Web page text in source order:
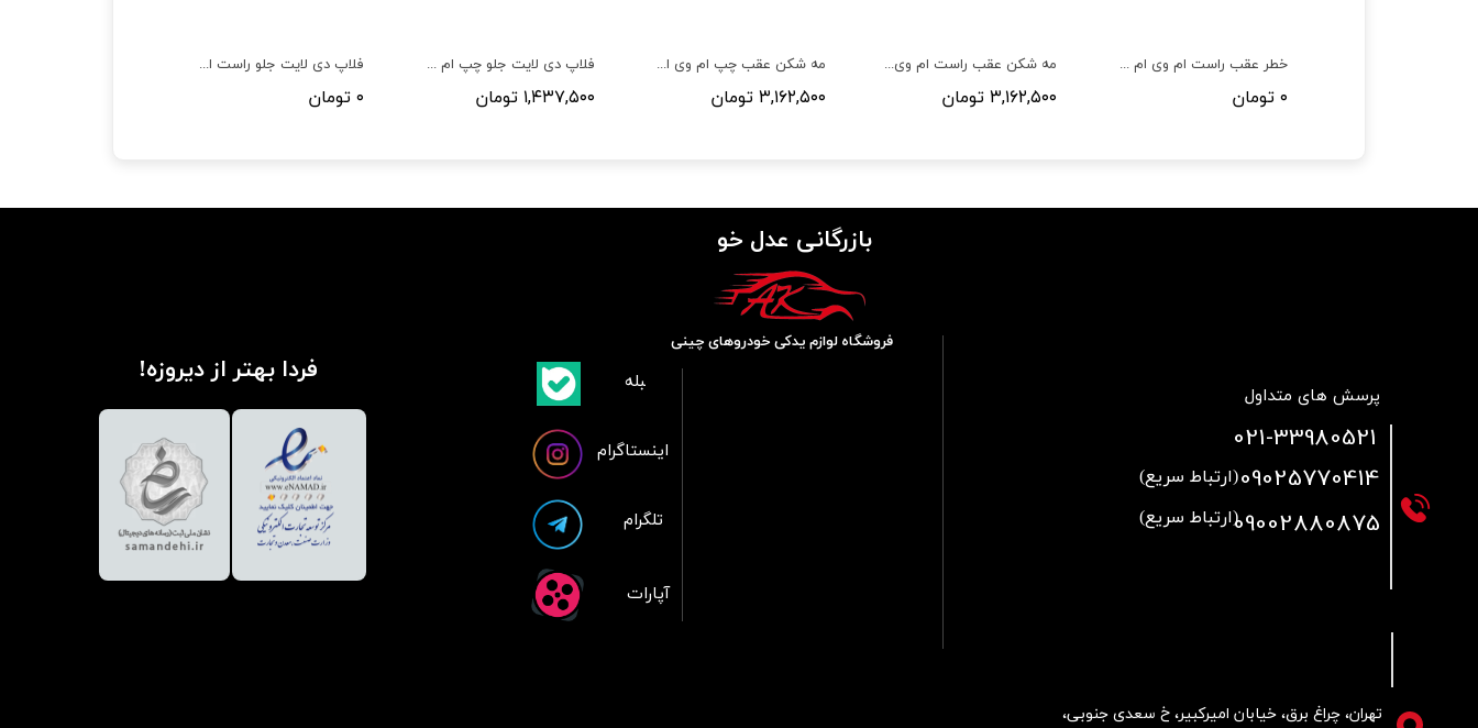
فلاپ دی لایت جلو راست ام وی ام X22
۰ تومان
فلاپ دی لایت جلو چپ ام وی ام X22
۱,۴۳۷,۵۰۰ تومان
مه شکن عقب چپ ام وی ام X22
۳,۱۶۲,۵۰۰ تومان
مه شکن عقب راست ام وی ام X22
۳,۱۶۲,۵۰۰ تومان
خطر عقب راست ام وی ام X22
۰ تومان
تهران، چراغ برق، خیابان امیرکبیر، خ سعدی جنوبی،
پرسش های متداول
021-33980521
09025770414(ارتباط سریع)
09002880875(ارتباط سریع)
بازرگانی عدل خو
فردا بهتر از دیروزه!
فروشگاه لوازم یدکی خودروهای چینی
آپارات
تلگرام
اینستاگرام
​بلبله​​​​​​​بله